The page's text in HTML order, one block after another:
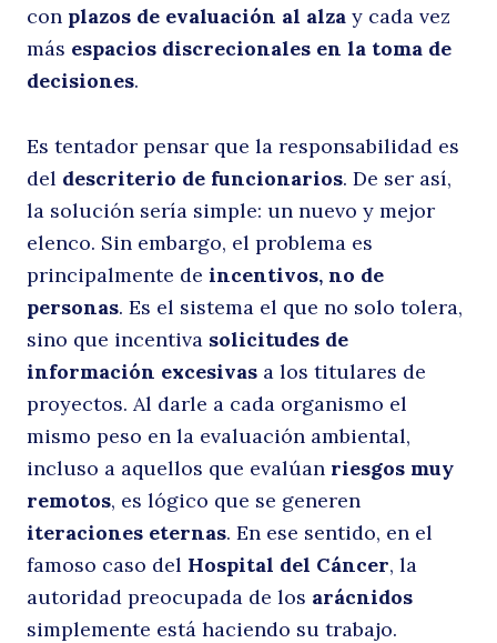
le
con plazos de evaluación al alza y cada vez
más espacios discrecionales en la toma de
decisiones.
Es tentador pensar que la responsabilidad es
del descriterio de funcionarios. De ser así,
la solución sería simple: un nuevo y mejor
elenco. Sin embargo, el problema es
principalmente de incentivos, no de
personas. Es el sistema el que no solo tolera,
sino que incentiva solicitudes de
información excesivas a los titulares de
proyectos. Al darle a cada organismo el
mismo peso en la evaluación ambiental,
incluso a aquellos que evalúan riesgos muy
remotos, es lógico que se generen
iteraciones eternas. En ese sentido, en el
famoso caso del Hospital del Cáncer, la
autoridad preocupada de los arácnidos
simplemente está haciendo su trabajo.